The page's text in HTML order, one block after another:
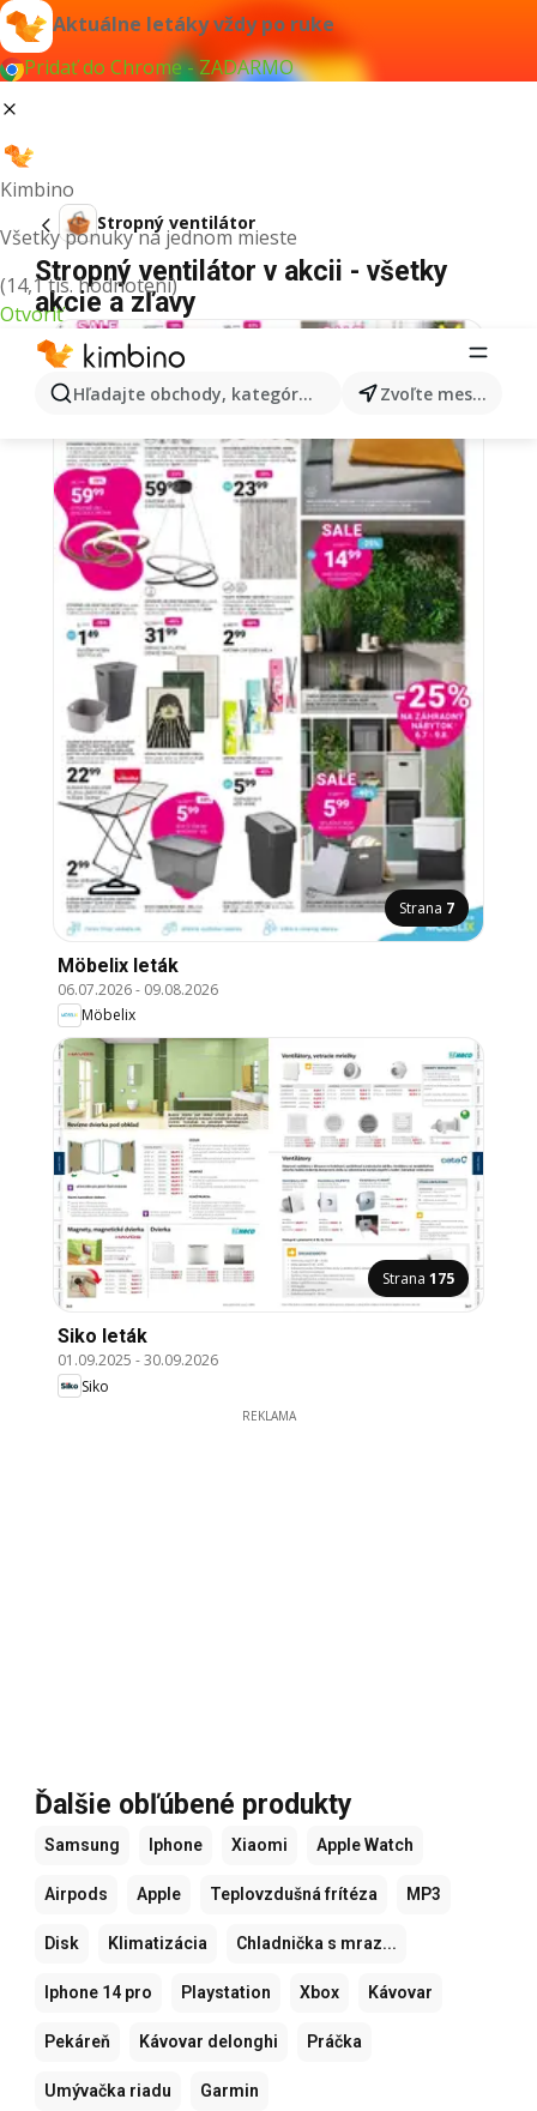
Aktuálne letáky vždy po ruke
Pridať do Chrome - ZADARMO
Kimbino
Všetky ponuky na jednom mieste
(14,1 tis. hodnotení)
Otvoriť
Hľadajte obchody, kategórie, produkty... Zvoľte mesto
Stropný ventilátor
Stropný ventilátor v akcii - všetky
akcie a zľavy
Strana 7
Möbelix leták
06.07.2026- 09.08.2026
Möbelix
Strana 175
Siko leták
01.09.2025 -30.09.2026
Siko
REKLAMA
Ďalšie obľúbené produkty
Samsung Iphone Xiaomi Apple Watch
Airpods Apple Teplovzdušná frítéza MP3
Disk Klimatizácia Chladnička s mraz...
Iphone 14 pro Playstation Xbox Kávovar
Pekáreň Kávovar delonghi Práčka
Umývačka riadu Garmin